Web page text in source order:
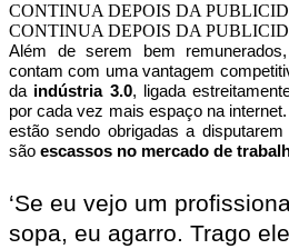
CONTINUA DEPOIS DA
CONTINUA DEPOIS DA
Além de serem bem
contam com uma vantagem
da indústria 3.0, ligada
por cada vez mais espaço na
estão sendo obrigadas a
são escassos no mercado de
‘Se eu vejo um
sopa, eu agarro. Trago